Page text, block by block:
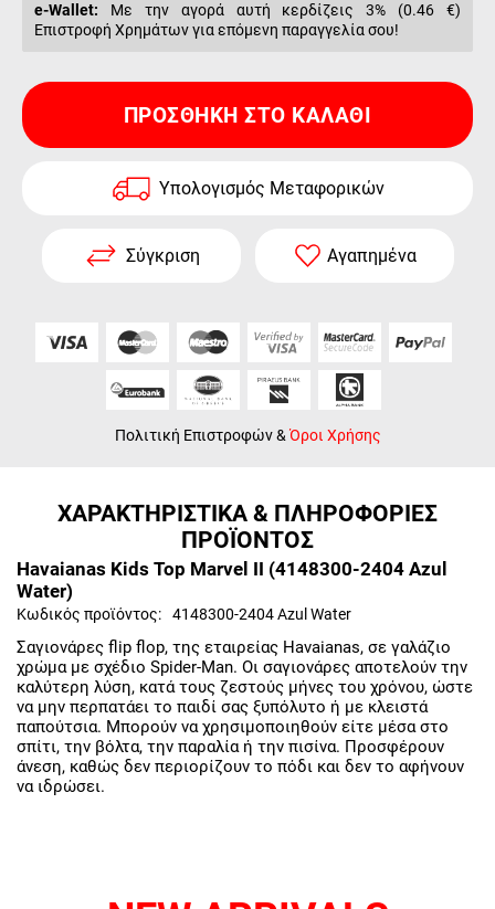
e-Wallet: Με την αγορά αυτή κερδίζεις 3% (0.46 €)
Επιστροφή Χρημάτων για επόμενη παραγγελία σου!
ΠΡΟΣΘΉΚΗ ΣΤΟ ΚΑΛΆΘΙ
Υπολογισμός Μεταφορικών
Σύγκριση Αγαπημένα
Πολιτική Επιστροφών& Όροι Χρήσης
ΧΑΡΑΚΤΗΡΙΣΤΙΚΑ & ΠΛΗΡΟΦΟΡΙΕΣ
ΠΡΟΪΟΝΤΟΣ
Havaianas Kids Top Marvel II (4148300-2404 Azul
Water)
Κωδικός προϊόντος: 4148300-2404 Azul Water
Σαγιονάρες flip flop, της εταιρείας Havaianas, σε γαλάζιο
χρώμα με σχέδιο Spider-Man. Οι σαγιονάρες αποτελούν την
καλύτερη λύση, κατά τους ζεστούς μήνες του χρόνου, ώστε
να μην περπατάει το παιδί σας ξυπόλυτο ή με κλειστά
παπούτσια. Μπορούν να χρησιμοποιηθούν είτε μέσα στο
σπίτι, την βόλτα, την παραλία ή την πισίνα. Προσφέρουν
άνεση, καθώς δεν περιορίζουν το πόδι και δεν το αφήνουν
να ιδρώσει.